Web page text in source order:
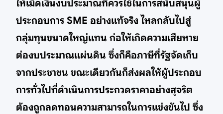
ให้เม็ดเงินงบประมาณที่ควรใช้ในการสนับสนุนผู้
ประกอบการ SME อย่างแท้จริง ไหลกลับไปสู่
กลุ่มทุนขนาดใหญ่แทน ก่อให้เกิดความเสียหาย
ต่องบประมาณแผ่นดิน ซึ่งก็คือภาษีที่รัฐจัดเก็บ
จากประชาชน ขณะเดียวกันก็ส่งผลให้ผู้ประกอบ
การทั่วไปที่ดำเนินการประกวดราคาอย่างสุจริต
ต้องถูกลดทอนความสามารถในการแข่งขันไป ซึ่ง